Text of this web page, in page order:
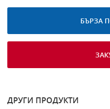
БЪРЗА
ДРУГИ ПРОДУКТИ